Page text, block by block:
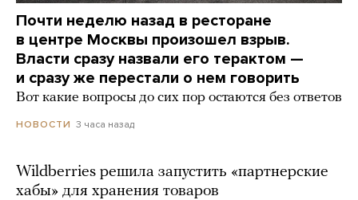
Почти неделю назад в ресторане
в центре Москвы произошел взрыв.
Власти сразу назвали его терактом —
и сразу же перестали о нем говорить
Вот какие вопросы до сих пор остаются без ответов
НОВОСТИ 3 часа назад
Wildberries решила запустить «партнерские
хабы» для хранения товаров